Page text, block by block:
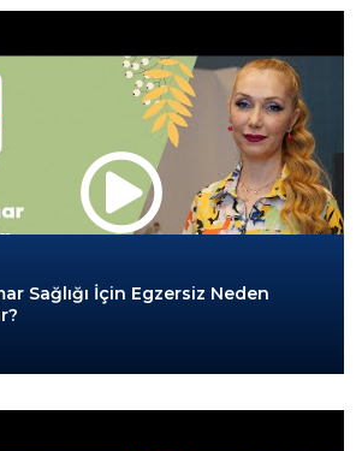
Sağlığı İçin Egzersiz Neden